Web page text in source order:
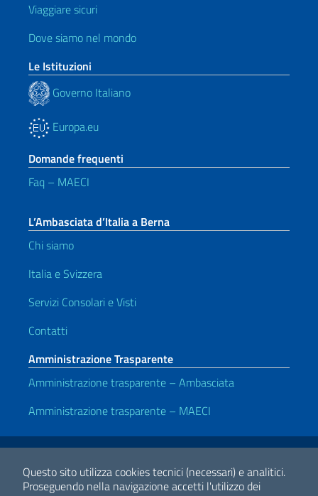
Questo sito utilizza cookies tecnici (necessari) e analitici.
Proseguendo nella navigazione accetti l'utilizzo dei
Viaggiare sicuri
Dove siamo nel mondo
Le Istituzioni
Governo Italiano
Europa.eu
Domande frequenti
Faq – MAECI
L’Ambasciata d’Italia a Berna
Chi siamo
Italia e Svizzera
Servizi Consolari e Visti
Contatti
Amministrazione Trasparente
Amministrazione trasparente – Ambasciata
Amministrazione trasparente – MAECI
Link Utili